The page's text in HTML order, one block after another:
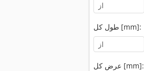
طول کل [mm]:
عرض کل [mm]: